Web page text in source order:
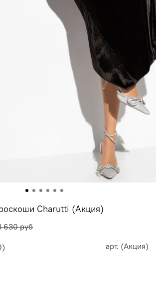
арт. (Акция)
Charutti (Акция)
630 руб